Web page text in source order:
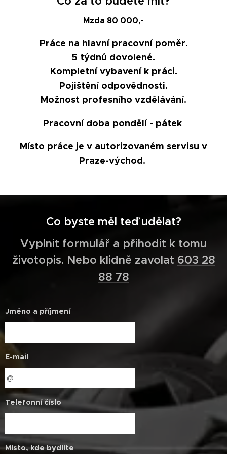
Mzda 80 000,-
Práce na hlavní pracovní poměr.
5 týdnů dovolené.
Kompletní vybavení k práci.
Pojištění odpovědnosti.
Možnost profesního vzdělávání.
Pracovní doba pondělí - pátek
Místo práce je v autorizovaném servisu v
Praze-východ.
Co byste měl teď udělat?
Vyplnit formulář a přihodit k tomu
životopis. Nebo klidně zavolat 603 28
88 78
Jméno a příjmení
E-mail
Telefonní číslo
Místo, kde bydlíte